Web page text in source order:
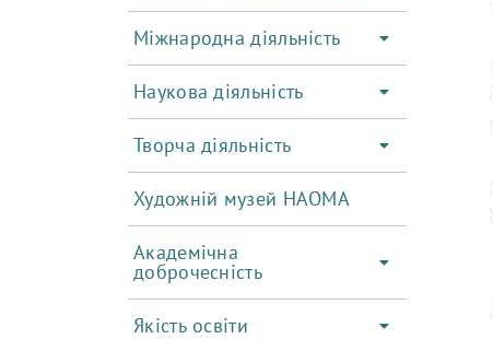
Міжнародна діяльність
Наукова діяльність
Творча діяльність
Художній музей НАОМА
Академічна
доброчесність
Якість освіти